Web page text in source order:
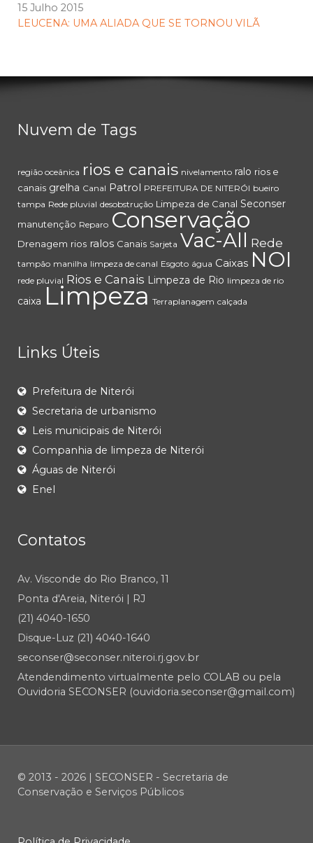
15 Julho 2015
LEUCENA: UMA ALIADA QUE SE TORNOU VILÃ
Nuvem de Tags
região oceânica rios e canais nivelamento ralo rios e
canais grelha Canal Patrol PREFEITURA DE NITERÓI bueiro
tampa Rede pluvial desobstrução Limpeza de Canal Seconser
manutenção Reparo Conservação
Drenagem rios ralos Canais Sarjeta Vac-All Rede
tampão manilha limpeza de canal Esgoto água Caixas NOI
rede pluvial Rios e Canais Limpeza de Rio limpeza de rio
caixa Limpeza Terraplanagem calçada
Links Úteis
Prefeitura de Niterói
Secretaria de urbanismo
Leis municipais de Niterói
Companhia de limpeza de Niterói
Águas de Niterói
Enel
Contatos
Av. Visconde do Rio Branco, 11
Ponta d'Areia, Niterói | RJ
(21) 4040-1650
Disque-Luz (21) 4040-1640
seconser@seconser.niteroi.rj.gov.br
Atendendimento virtualmente pelo COLAB ou pela
Ouvidoria SECONSER (ouvidoria.seconser@gmail.com)
© 2013 - 2026 | SECONSER - Secretaria de
Conservação e Serviços Públicos